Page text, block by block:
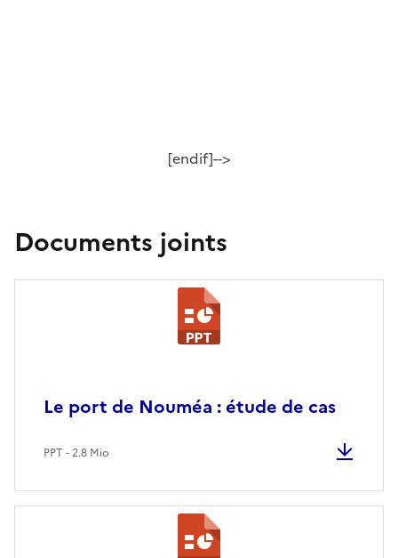
[endif]-->
Documents joints
Le port de Nouméa : étude de cas
PPT - 2.8 Mio